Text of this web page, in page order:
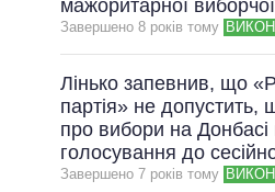
мажоритарної
Завершено 8 рокiв тому
Лінько запевнив, що
партія» не допустить,
про вибори на
голосування до
Завершено 7 рокiв тому